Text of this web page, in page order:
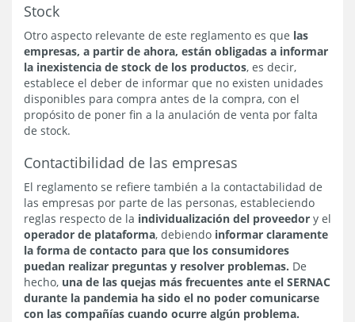
Stock
Otro aspecto relevante de este reglamento es que las
empresas, a partir de ahora, están obligadas a informar
la inexistencia de stock de los productos, es decir,
establece el deber de informar que no existen unidades
disponibles para compra antes de la compra, con el
propósito de poner fin a la anulación de venta por falta
de stock.
Contactibilidad de las empresas
El reglamento se refiere también a la contactabilidad de
las empresas por parte de las personas, estableciendo
reglas respecto de la individualización del proveedor y el
operador de plataforma, debiendo informar claramente
la forma de contacto para que los consumidores
puedan realizar preguntas y resolver problemas. De
hecho, una de las quejas más frecuentes ante el SERNAC
durante la pandemia ha sido el no poder comunicarse
con las compañías cuando ocurre algún problema.